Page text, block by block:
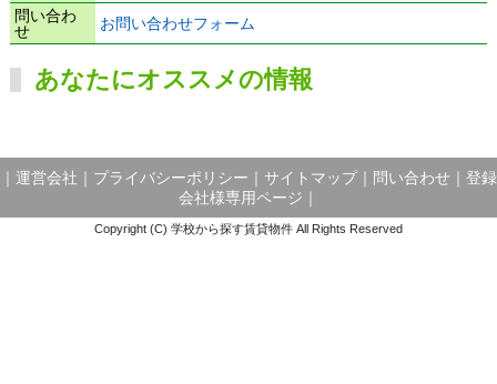
問い合わ
せ
お問い合わせフォーム
あなたにオススメの情報
運営会社 プライバシーポリシー サイトマップ｜ 問い合わせ
登録
会社様専用ページ
Copyright (C) 学校から探す賃貸物件 All Rights Reserved